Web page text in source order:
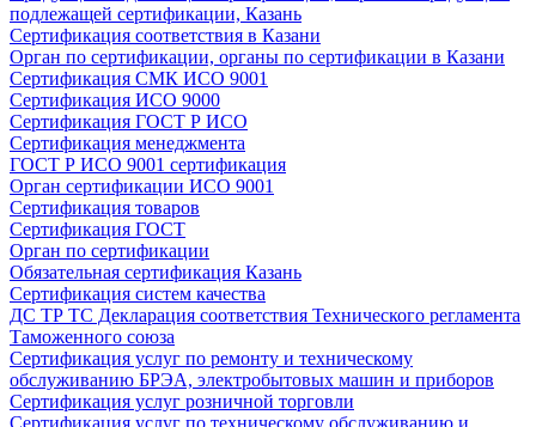
подлежащей сертификации, Казань
Сертификация соответствия в Казани
Орган по сертификации, органы по сертификации в Казани
Сертификация СМК ИСО 9001
Сертификация ИСО 9000
Сертификация ГОСТ Р ИСО
Сертификация менеджмента
ГОСТ Р ИСО 9001 сертификация
Орган сертификации ИСО 9001
Сертификация товаров
Сертификация ГОСТ
Орган по сертификации
Обязательная сертификация Казань
Сертификация систем качества
ДС ТР ТС Декларация соответствия Технического регламента
Таможенного союза
Сертификация услуг по ремонту и техническому
обслуживанию БРЭА, электробытовых машин и приборов
Сертификация услуг розничной торговли
Сертификация услуг по техническому обслуживанию и